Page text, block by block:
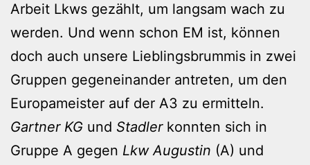
Arbeit Lkws gezählt, um langsam wach zu
werden. Und wenn schon EM ist, können
doch auch unsere Lieblingsbrummis in zwei
Gruppen gegeneinander antreten, um den
Europameister auf der A3 zu ermitteln.
Gartner KG und Stadlerkonnten sich in
Gruppe A gegen Lkw Augustin (A) und